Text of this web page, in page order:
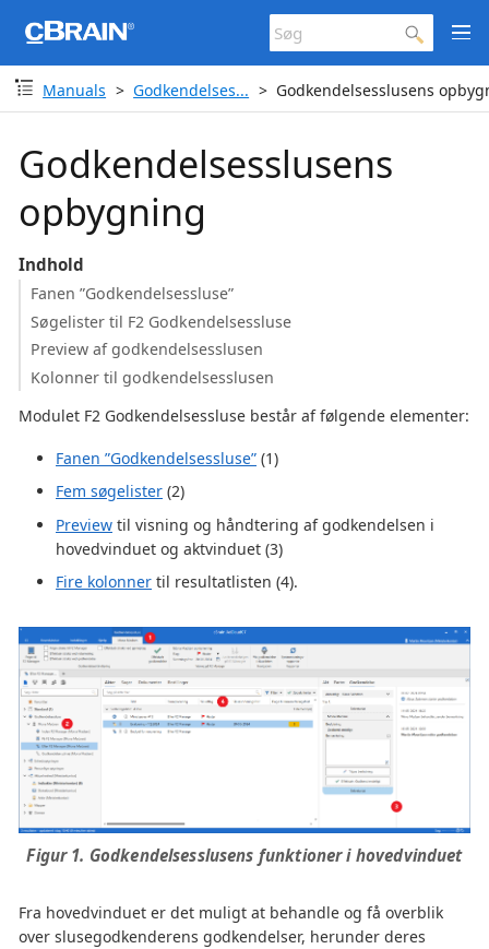
Manuals Godkendelses... Godkendelsesslusens
Godkendelsesslusens
opbygning
Indhold
Fanen ”Godkendelsessluse”
Søgelister til F2 Godkendelsessluse
Preview af godkendelsesslusen
Kolonner til godkendelsesslusen
Modulet F2 Godkendelsessluse består af følgende elementer:
Fanen ”Godkendelsessluse” (1)
Fem søgelister (2)
Preview til visning og håndtering af godkendelsen i
hovedvinduet og aktvinduet (3)
Fire kolonner til resultatlisten (4).
Figur 1. Godkendelsesslusens funktioner i hovedvinduet
Fra hovedvinduet er det muligt at behandle og få overblik
over slusegodkenderens godkendelser, herunder deres